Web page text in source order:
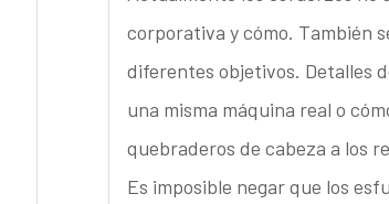
corporativa y cómo. También
diferentes objetivos. Detalles
una misma máquina real o
quebraderos de cabeza a los
Es imposible negar que los